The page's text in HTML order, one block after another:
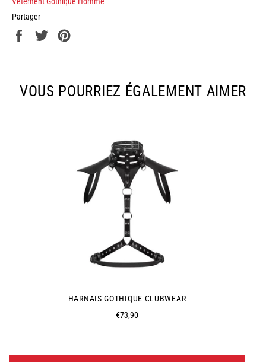
Partager
PartagerTweeter
VOUS POURRIEZ ÉGALEMENT AIMER
HARNAIS GOTHIQUE CLUBWEAR
Prix
€73,90